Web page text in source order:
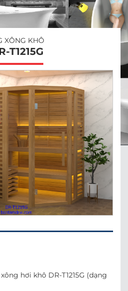
XÔNG KHÔ
T1215G
hơi khô DR-T1215G (dạng